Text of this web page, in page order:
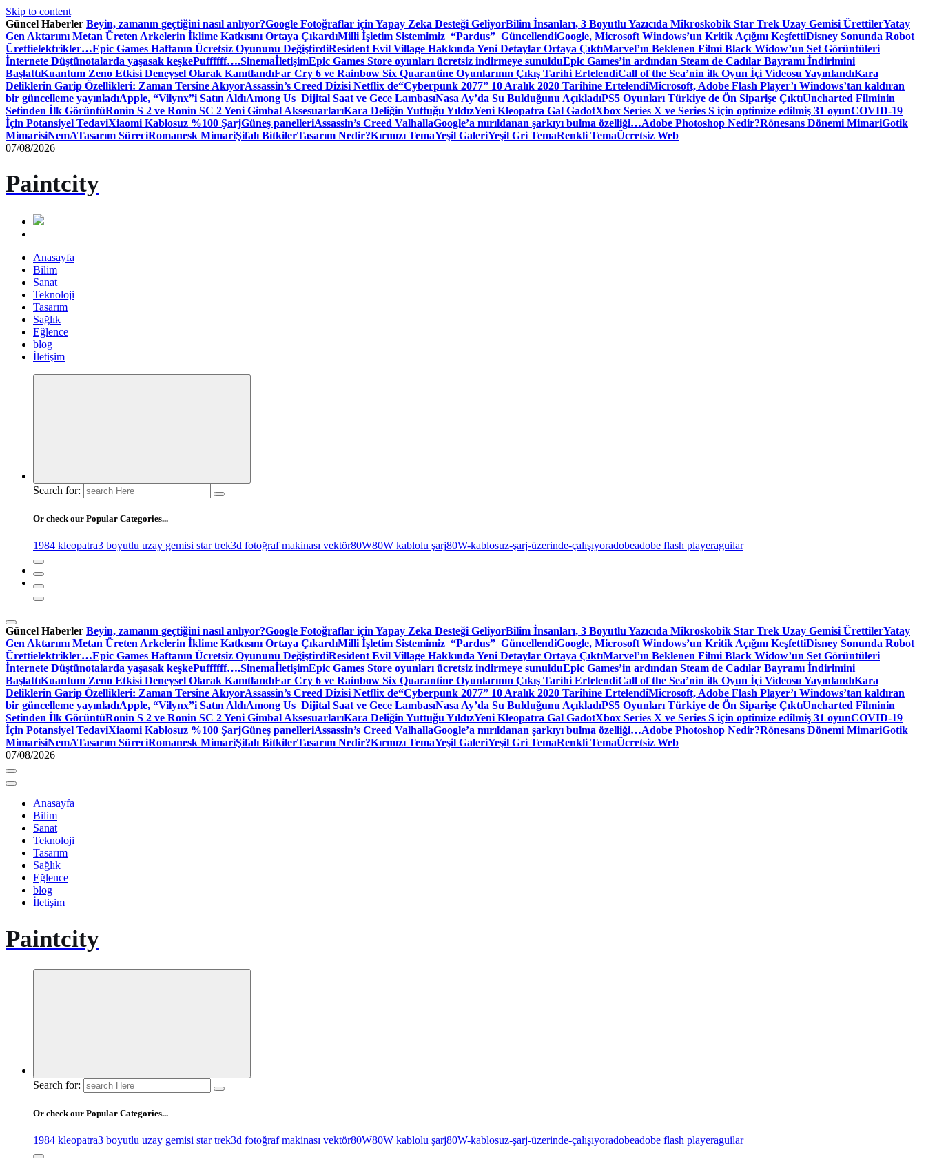
Skip to content
Güncel Haberler Beyin, zamanın geçtiğini nasıl anlıyor?Google Fotoğraflar için Yapay Zeka Desteği GeliyorBilim İnsanları, 3 Boyutlu Yazıcıda Mikroskobik Star Trek Uzay Gemisi ÜrettilerYatay
Gen Aktarımı Metan Üreten Arkelerin İklime Katkısını Ortaya ÇıkardıMilli İşletim Sistemimiz “Pardus” GüncellendiGoogle, Microsoft Windows’un Kritik Açığını KeşfettiDisney Sonunda Robot
Ürettielektrikler…Epic Games Haftanın Ücretsiz Oyununu DeğiştirdiResident Evil Village Hakkında Yeni Detaylar Ortaya ÇıktıMarvel’ın Beklenen Filmi Black Widow’un Set Görüntüleri
İnternete Düştünotalarda yaşasak keşkePuffffff….SinemaİletişimEpic Games Store oyunları ücretsiz indirmeye sunulduEpic Games’in ardından Steam de Cadılar Bayramı İndirimini
BaşlattıKuantum Zeno Etkisi Deneysel Olarak KanıtlandıFar Cry 6 ve Rainbow Six Quarantine Oyunlarının Çıkış Tarihi ErtelendiCall of the Sea’nin ilk Oyun İçi Videosu YayınlandıKara
Deliklerin Garip Özellikleri: Zaman Tersine AkıyorAssassin’s Creed Dizisi Netflix de“Cyberpunk 2077” 10 Aralık 2020 Tarihine ErtelendiMicrosoft, Adobe Flash Player’ı Windows’tan kaldıran
bir güncelleme yayınladıApple, “Vilynx”i Satın AldıAmong Us Dijital Saat ve Gece LambasıNasa Ay’da Su Bulduğunu AçıkladıPS5 Oyunları Türkiye de Ön Siparişe ÇıktıUncharted Filminin
Setinden İlk GörüntüRonin S 2 ve Ronin SC 2 Yeni Gimbal AksesuarlarıKara Deliğin Yuttuğu YıldızYeni Kleopatra Gal GadotXbox Series X ve Series S için optimize edilmiş 31 oyunCOVID-19
İçin Potansiyel TedaviXiaomi Kablosuz %100 ŞarjGüneş panelleriAssassin’s Creed ValhallaGoogle’a mırıldanan şarkıyı bulma özelliği…Adobe Photoshop Nedir?Rönesans Dönemi MimariGotik
MimarisiNemATasarım SüreciRomanesk MimariŞifalı BitkilerTasarım Nedir?Kırmızı TemaYeşil GaleriYeşil Gri TemaRenkli TemaÜcretsiz Web
07/08/2026
Paintcity
Anasayfa
Bilim
Sanat
Teknoloji
Tasarım
Sağlık
Eğlence
blog
İletişim
Search for:
Or check our Popular Categories...
1984 kleopatra3 boyutlu uzay gemisi star trek3d fotoğraf makinası vektör80W80W kablolu şarj80W-kablosuz-şarj-üzerinde-çalışıyoradobeadobe flash playeraguilar
Güncel Haberler Beyin, zamanın geçtiğini nasıl anlıyor?Google Fotoğraflar için Yapay Zeka Desteği GeliyorBilim İnsanları, 3 Boyutlu Yazıcıda Mikroskobik Star Trek Uzay Gemisi ÜrettilerYatay
Gen Aktarımı Metan Üreten Arkelerin İklime Katkısını Ortaya ÇıkardıMilli İşletim Sistemimiz “Pardus” GüncellendiGoogle, Microsoft Windows’un Kritik Açığını KeşfettiDisney Sonunda Robot
Ürettielektrikler…Epic Games Haftanın Ücretsiz Oyununu DeğiştirdiResident Evil Village Hakkında Yeni Detaylar Ortaya ÇıktıMarvel’ın Beklenen Filmi Black Widow’un Set Görüntüleri
İnternete Düştünotalarda yaşasak keşkePuffffff….SinemaİletişimEpic Games Store oyunları ücretsiz indirmeye sunulduEpic Games’in ardından Steam de Cadılar Bayramı İndirimini
BaşlattıKuantum Zeno Etkisi Deneysel Olarak KanıtlandıFar Cry 6 ve Rainbow Six Quarantine Oyunlarının Çıkış Tarihi ErtelendiCall of the Sea’nin ilk Oyun İçi Videosu YayınlandıKara
Deliklerin Garip Özellikleri: Zaman Tersine AkıyorAssassin’s Creed Dizisi Netflix de“Cyberpunk 2077” 10 Aralık 2020 Tarihine ErtelendiMicrosoft, Adobe Flash Player’ı Windows’tan kaldıran
bir güncelleme yayınladıApple, “Vilynx”i Satın AldıAmong Us Dijital Saat ve Gece LambasıNasa Ay’da Su Bulduğunu AçıkladıPS5 Oyunları Türkiye de Ön Siparişe ÇıktıUncharted Filminin
Setinden İlk GörüntüRonin S 2 ve Ronin SC 2 Yeni Gimbal AksesuarlarıKara Deliğin Yuttuğu YıldızYeni Kleopatra Gal GadotXbox Series X ve Series S için optimize edilmiş 31 oyunCOVID-19
İçin Potansiyel TedaviXiaomi Kablosuz %100 ŞarjGüneş panelleriAssassin’s Creed ValhallaGoogle’a mırıldanan şarkıyı bulma özelliği…Adobe Photoshop Nedir?Rönesans Dönemi MimariGotik
MimarisiNemATasarım SüreciRomanesk MimariŞifalı BitkilerTasarım Nedir?Kırmızı TemaYeşil GaleriYeşil Gri TemaRenkli TemaÜcretsiz Web
07/08/2026
Anasayfa
Bilim
Sanat
Teknoloji
Tasarım
Sağlık
Eğlence
blog
İletişim
Paintcity
Search for:
Or check our Popular Categories...
1984 kleopatra3 boyutlu uzay gemisi star trek3d fotoğraf makinası vektör80W80W kablolu şarj80W-kablosuz-şarj-üzerinde-çalışıyoradobeadobe flash playeraguilar